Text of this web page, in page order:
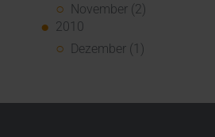
November (2)
2010
Dezember (1)